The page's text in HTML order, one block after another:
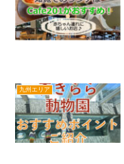
九州エリア